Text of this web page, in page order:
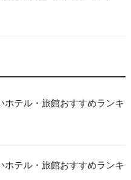
ホテル・旅館おすすめランキ
ホテル・旅館おすすめランキ